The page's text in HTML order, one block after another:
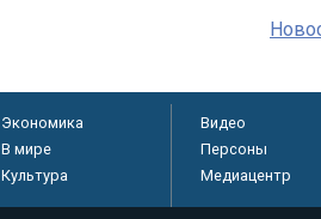
Экономика
В мире
Культура
Видео
Персоны
Медиацентр